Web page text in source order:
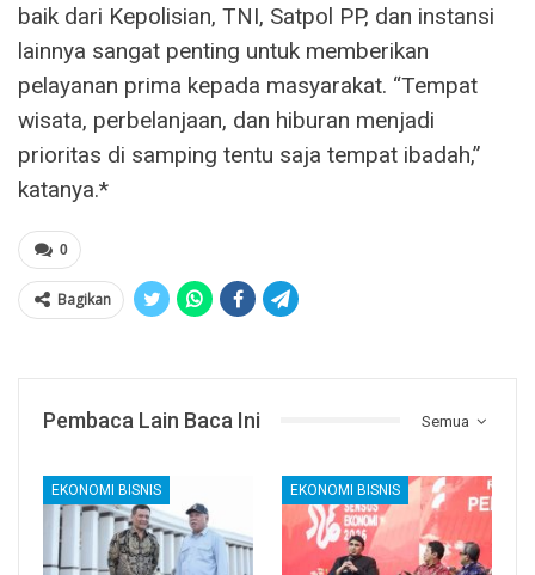
baik dari Kepolisian, TNI, Satpol PP, dan instansi
lainnya sangat penting untuk memberikan
pelayanan prima kepada masyarakat. “Tempat
wisata, perbelanjaan, dan hiburan menjadi
prioritas di samping tentu saja tempat ibadah,”
katanya.*
0
Bagikan
Semua
Pembaca Lain Baca Ini
EKONOMI BISNIS EKONOMI BISNIS